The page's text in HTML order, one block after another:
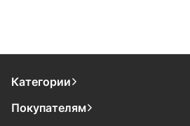
Категории
Покупателям